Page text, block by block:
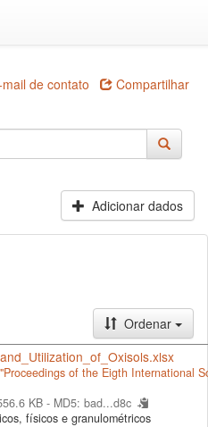
de contato Compartilhar
Adicionar dados
Ordenar
of the Eigth International
KB - MD5: bad...d8c
físicos e granulométricos